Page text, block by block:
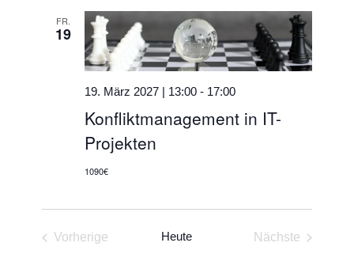
FR.
19
Konfliktmanagement in IT-
Projekten
19. März 2027 | 13:00 - 17:00
1090€
Vorherige
Heute
Nächste